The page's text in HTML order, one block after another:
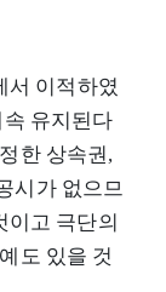
서 이적하였
유지된다
한 상속권,
시가 없으므
이고 극단의
도 있을 것